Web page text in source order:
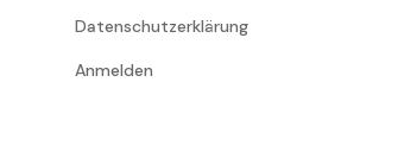
Datenschutzerklärung
Anmelden